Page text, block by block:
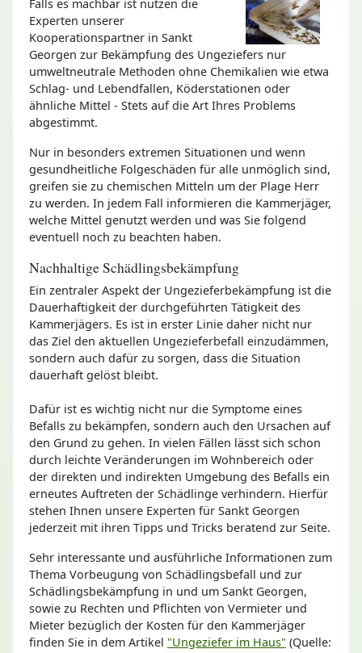
Falls es machbar ist nutzen die
Experten unserer
Kooperationspartner in Sankt
Georgen zur Bekämpfung des Ungeziefers nur
umweltneutrale Methoden ohne Chemikalien wie etwa
Schlag- und Lebendfallen, Köderstationen oder
ähnliche Mittel - Stets auf die Art Ihres Problems
abgestimmt.
Nur in besonders extremen Situationen und wenn
gesundheitliche Folgeschäden für alle unmöglich sind,
greifen sie zu chemischen Mitteln um der Plage Herr
zu werden. In jedem Fall informieren die Kammerjäger,
welche Mittel genutzt werden und was Sie folgend
eventuell noch zu beachten haben.
Nachhaltige Schädlingsbekämpfung
Ein zentraler Aspekt der Ungezieferbekämpfung ist die
Dauerhaftigkeit der durchgeführten Tätigkeit des
Kammerjägers. Es ist in erster Linie daher nicht nur
das Ziel den aktuellen Ungezieferbefall einzudämmen,
sondern auch dafür zu sorgen, dass die Situation
dauerhaft gelöst bleibt.
Dafür ist es wichtig nicht nur die Symptome eines
Befalls zu bekämpfen, sondern auch den Ursachen auf
den Grund zu gehen. In vielen Fällen lässt sich schon
durch leichte Veränderungen im Wohnbereich oder
der direkten und indirekten Umgebung des Befalls ein
erneutes Auftreten der Schädlinge verhindern. Hierfür
stehen Ihnen unsere Experten für Sankt Georgen
jederzeit mit ihren Tipps und Tricks beratend zur Seite.
Sehr interessante und ausführliche Informationen zum
Thema Vorbeugung von Schädlingsbefall und zur
Schädlingsbekämpfung in und um Sankt Georgen,
sowie zu Rechten und Pflichten von Vermieter und
Mieter bezüglich der Kosten für den Kammerjäger
finden Sie in dem Artikel "Ungeziefer im Haus" (Quelle: